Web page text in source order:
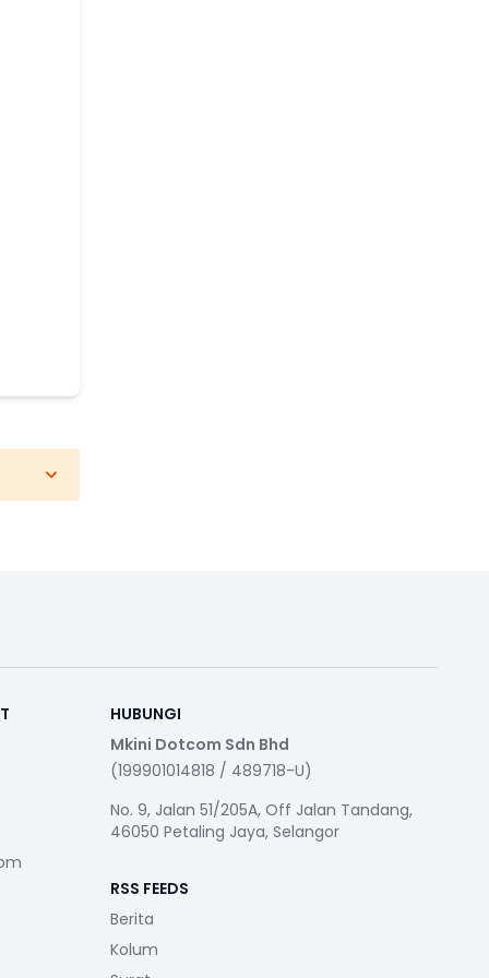
HUBUNGI
Mkini Dotcom Sdn Bhd
(199901014818 / 489718-U)
No. 9, Jalan 51/205A, Off Jalan Tandang,
46050 Petaling Jaya, Selangor
RSS FEEDS
Berita
Kolum